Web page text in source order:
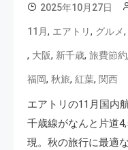
2025年10月27日
11月, エアトリ, グルメ,
, 大阪, 新千歳, 旅費節約,
福岡, 秋旅, 紅葉, 関西
エアトリの11月国内
千歳線がなんと片道
現。秋の旅行に最適